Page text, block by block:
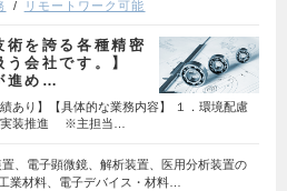
リモートワーク可能
術を誇る各種精密
会社です。】
進め…
あり】【具体的な業務内容】 １．環境配慮
実装推進 ※主担当…
、電子顕微鏡、解析装置、医用分析装置の
業材料、電子デバイス・材料…